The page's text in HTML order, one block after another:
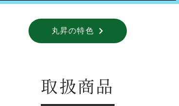
丸昇の特色
取扱商品